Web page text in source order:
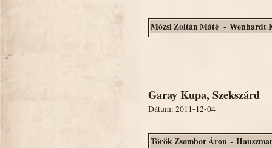
Mózsi Zoltán Máté - Wenhardt
Garay Kupa, Szekszárd
Dátum: 2011-12-04
Török Zsombor Áron -